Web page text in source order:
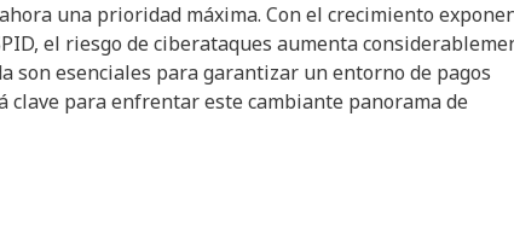
una prioridad máxima. Con el crecimiento
el riesgo de ciberataques aumenta
son esenciales para garantizar un entorno de pagos
para enfrentar este cambiante panorama de